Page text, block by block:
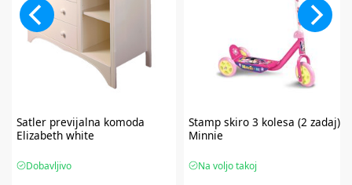
Satlerprevijalna komoda
Elizabeth white
Dobavljivo
Stamp skiro 3 kolesa (2 zadaj)
Minnie
Na voljo takoj